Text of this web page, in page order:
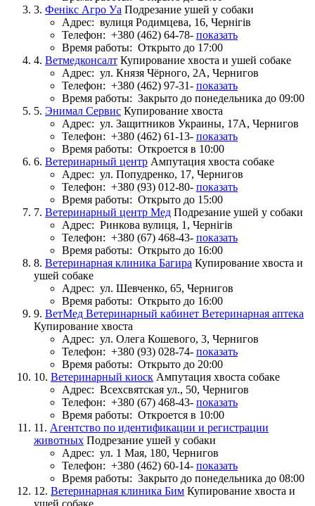
3. Фенікс Агро Уа Подрезание ушей у собаки
Адрес: вулиця Родимцева, 16, Чернігів
Телефон: +380 (462) 64-78- показать
Время работы: Открыто до 17:00
4. Ветмедконсалт Купирование хвоста и ушей собаке
Адрес: ул. Князя Чёрного, 2А, Чернигов
Телефон: +380 (462) 97-31- показать
Время работы: Закрыто до понедельника до 09:00
5. Энимал Сервис Купирование хвоста
Адрес: ул. Защитников Украины, 17А, Чернигов
Телефон: +380 (462) 61-13- показать
Время работы: Откроется в 10:00
6. Ветеринарный центр Ампутация хвоста собаке
Адрес: ул. Попудренко, 17, Чернигов
Телефон: +380 (93) 012-80- показать
Время работы: Открыто до 15:00
7. Ветеринарный центр Мед Подрезание ушей у собаки
Адрес: Ринкова вулиця, 1, Чернігів
Телефон: +380 (67) 468-43- показать
Время работы: Открыто до 16:00
8. Ветеринарная клиника Багира Купирование хвоста и
ушей собаке
Адрес: ул. Шевченко, 65, Чернигов
Время работы: Открыто до 16:00
9. ВетМед Ветеринарный кабинет Ветеринарная аптека
Купирование хвоста
Адрес: ул. Олега Кошевого, 3, Чернигов
Телефон: +380 (93) 028-74- показать
Время работы: Открыто до 20:00
10. Ветеринарный киоск Ампутация хвоста собаке
Адрес: Всехсвятская ул., 50, Чернигов
Телефон: +380 (67) 468-43- показать
Время работы: Откроется в 10:00
11. Агентство по идентификации и регистрации
животных Подрезание ушей у собаки
Адрес: ул. 1 Мая, 180, Чернигов
Телефон: +380 (462) 60-14- показать
Время работы: Закрыто до понедельника до 08:00
12. Ветеринарная клиника Бим Купирование хвоста и
ушей собаке